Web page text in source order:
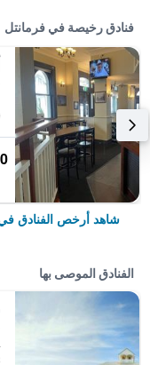
فنادق رخيصة في فرمانتل
شاهد أرخص الفنادق
الفنادق الموصى بها